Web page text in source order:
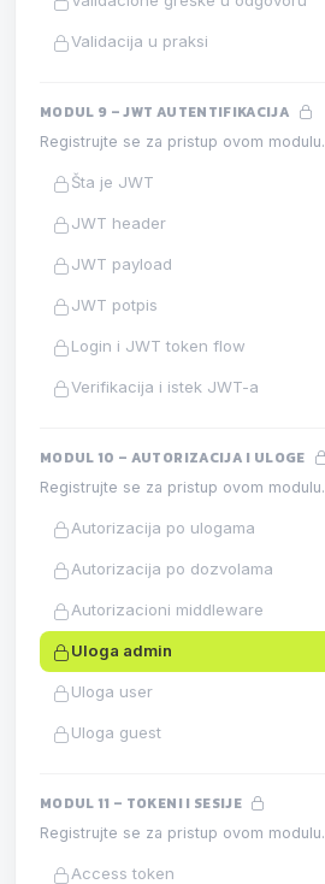
Validacija u praksi
MODUL 9 – JWT AUTENTIFIKACIJA
Registrujte se za pristup ovom modulu.
Šta je JWT
JWT header
JWT payload
JWT potpis
Login i JWT token flow
Verifikacija i istek JWT-a
MODUL 10 – AUTORIZACIJA I ULOGE
Registrujte se za pristup ovom modulu.
Autorizacija po ulogama
Autorizacija po dozvolama
Autorizacioni middleware
Uloga admin
Uloga user
Uloga guest
MODUL 11 – TOKENI I SESIJE
Registrujte se za pristup ovom modulu.
Access token